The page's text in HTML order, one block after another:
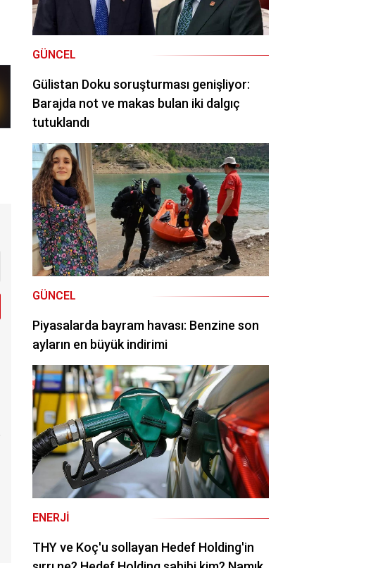
GÜNCEL
Gülistan Doku soruşturması genişliyor:
Barajda not ve makas bulan iki dalgıç
tutuklandı
GÜNCEL
Piyasalarda bayram havası: Benzine son
ayların en büyük indirimi
ENERJI
THY ve Koç'u sollayan Hedef Holding'in